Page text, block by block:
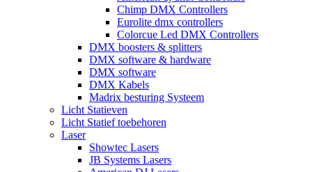
Chimp DMX Controllers
Eurolite dmx controllers
Colorcue Led DMX Controllers
DMX boosters & splitters
DMX software & hardware
DMX software
DMX Kabels
Madrix besturing Systeem
Licht Statieven
Licht Statief toebehoren
Laser
Showtec Lasers
JB Systems Lasers